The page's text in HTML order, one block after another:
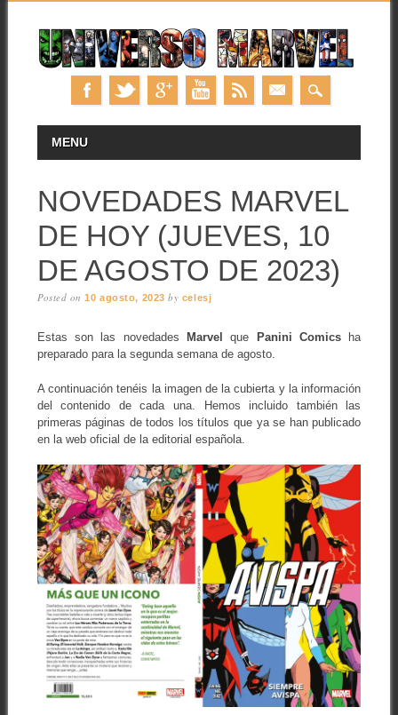
MAIN MENU
MENU
NOVEDADES MARVEL
DE HOY (JUEVES, 10
DE AGOSTO DE 2023)
Posted on10 agosto, 2023 by celesj
Estas son las novedades Marvel que Panini Comicsha
preparado para la segunda semana de agosto.
A continuación tenéis la imagen de la cubierta y la información
del contenido de cada una. Hemos incluido también las
primeras páginas de todos los títulos que ya se han publicado
en la web oficial de la editorial española.